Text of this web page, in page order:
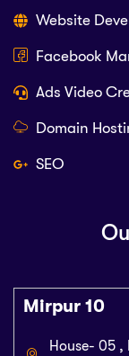
Mirpur 10
House- 05
Website
Facebook
Ads Video
Domain
SEO